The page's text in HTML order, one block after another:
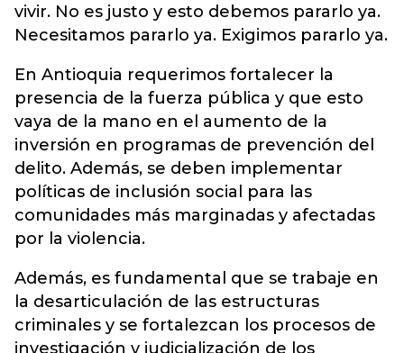
vivir. No es justo y esto debemos pararlo ya.
Necesitamos pararlo ya. Exigimos pararlo ya.
En Antioquia requerimos fortalecer la
presencia de la fuerza pública y que esto
vaya de la mano en el aumento de la
inversión en programas de prevención del
delito. Además, se deben implementar
políticas de inclusión social para las
comunidades más marginadas y afectadas
por la violencia.
Además, es fundamental que se trabaje en
la desarticulación de las estructuras
criminales y se fortalezcan los procesos de
investigación y judicialización de los